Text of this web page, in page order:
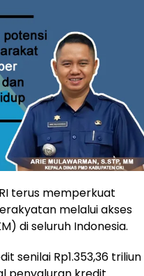
terus memperkuat
melalui akses
di seluruh Indonesia.
senilai Rp1.353,36 triliun